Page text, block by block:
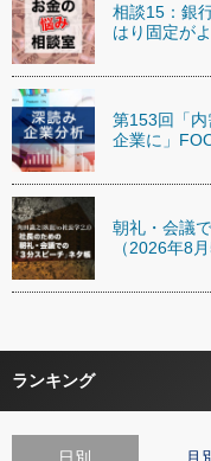
相談15：銀
はり固定が
第153回「
企業に」
朝礼・会議
（2026年8
ランキング
日別 月